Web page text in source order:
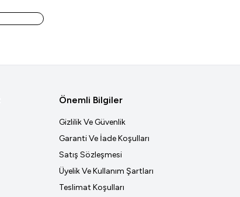
Önemli Bilgiler
Gizlilik Ve Güvenlik
Garanti Ve İade Koşulları
Satış Sözleşmesi
Üyelik Ve Kullanım Şartları
Teslimat Koşulları